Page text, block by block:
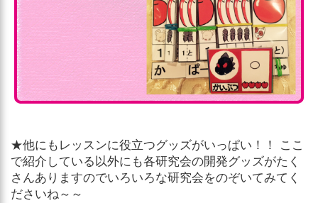
★他にもレッスンに役立つグッズがいっぱい！！ ここ
で紹介している以外にも各研究会の開発グッズがたく
さんありますのでいろいろな研究会をのぞいてみてく
ださいね～～